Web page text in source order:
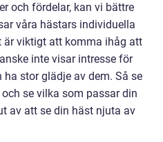
och fördelar, kan vi bättre
våra hästars individuella
är viktigt att komma ihåg att
inte visar intresse för
ha stor glädje av dem. Så se
se vilka som passar din
av att se din häst njuta av